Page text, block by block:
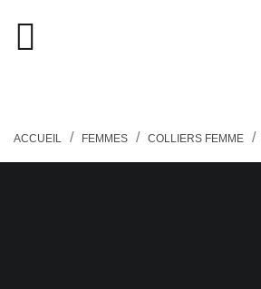

search
close
ACCUEIL FEMMES COLLIERS FEMME